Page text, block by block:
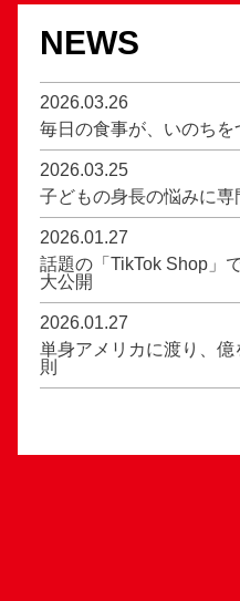
NEWS
2026.03.26
毎日の食事が、いのち
2026.03.25
子どもの身長の悩みに
2026.01.27
話題の「TikTok Shop」
大公開
2026.01.27
単身アメリカに渡り、
則